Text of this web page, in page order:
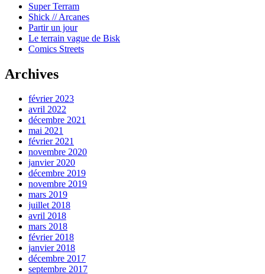
Super Terram
Shick // Arcanes
Partir un jour
Le terrain vague de Bisk
Comics Streets
Archives
février 2023
avril 2022
décembre 2021
mai 2021
février 2021
novembre 2020
janvier 2020
décembre 2019
novembre 2019
mars 2019
juillet 2018
avril 2018
mars 2018
février 2018
janvier 2018
décembre 2017
septembre 2017